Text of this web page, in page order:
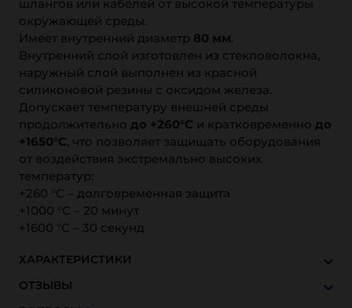
шлангов или кабелей от высокой температуры
окружающей среды.
Имеет внутренний диаметр 80 мм.
Внутренний слой изготовлен из стекловолокна,
наружный слой выполнен из красной
силиконовой резины с оксидом железа.
Допускает температуру внешней среды
продолжительно до +260°С и кратковременно до
+1650°С, что позволяет защищать оборудования
от воздействия экстремально высоких
температур:
+260 °С – долговременная защита
+1000 °С – 20 минут
+1600 °С – 30 секунд
ХАРАКТЕРИСТИКИ
ОТЗЫВЫ